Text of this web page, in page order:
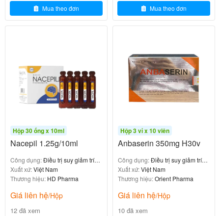
sôi để nguội, khuấy đều để tạo hỗn dịch
đồng nhất.
Lưu ý:
Nếu quên liều, uống ngay khi nhớ ra, trừ khi
gần đến thời điểm liều tiếp theo. Không dùng
liều gấp đôi.
Trong trường hợp quá liều, có thể gây kích
thích thần kinh, tiêu chảy hoặc đau bụng.
Liên hệ ngay với bác sĩ hoặc đến cơ sở y tế.
Chống chỉ định và thận trọng khi sử
dụng Conqta 2400mg
Mua theo đơn Mua theo đơn
Hộp 30 ống x 10ml
Nacepil 1.25g/10ml
Công dụng:Điều trị suy giảm trí
nhớ
Xuất xứ:Việt Nam
Thương hiệu: HD Pharma
Giá liên hệ/Hộp
12 đã xem
Hộp 3 vỉ x 10 viên
Anbaserin 350mg H30v
Công dụng:Điều trị suy giảm trí
nhớ
Xuất xứ:Việt Nam
Thương hiệu:Orient Pharma
Giá liên hệ/Hộp
10 đã xem